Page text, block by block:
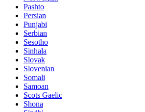
Pashto
Persian
Punjabi
Serbian
Sesotho
Sinhala
Slovak
Slovenian
Somali
Samoan
Scots Gaelic
Shona